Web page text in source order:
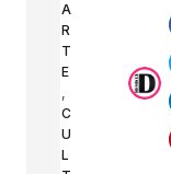
A
R
T
E
,
C
U
L